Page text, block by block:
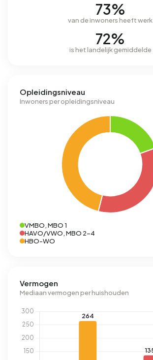
73%
van de inwoners heeft werk
72%
is het landelijk gemiddelde
Opleidingsniveau
Inwoners per opleidingsniveau
VMBO, MBO 1
HAVO/VWO, MBO 2-4
HBO-WO
Vermogen
Mediaan vermogen per huishouden